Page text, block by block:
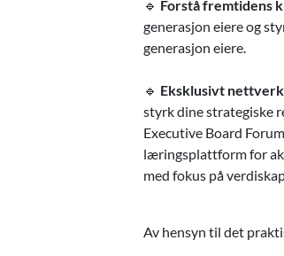
🔹 Forstå fremtidens
generasjon eiere og
generasjon eiere.
🔹 Eksklusivt nettverk
styrk dine strategiske
Executive Board
læringsplattform for
med fokus på
Av hensyn til det